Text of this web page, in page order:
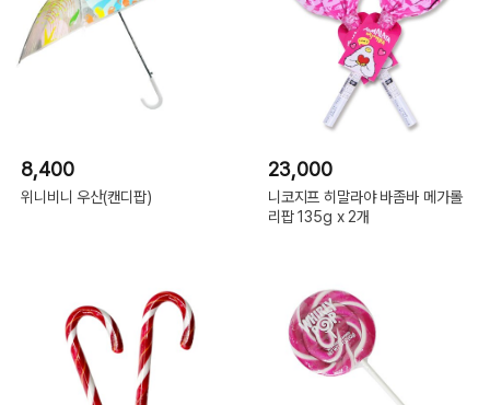
8,400
위니비니 우산(캔디팝)
23,000
니코지프 히말라야 바좀바 메가롤
리팝 135g x 2개